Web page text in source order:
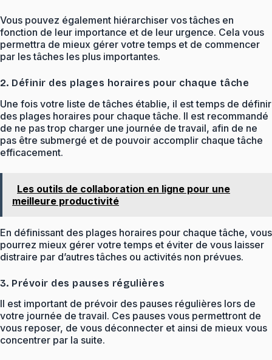
Vous pouvez également hiérarchiser vos tâches en
fonction de leur importance et de leur urgence. Cela vous
permettra de mieux gérer votre temps et de commencer
par les tâches les plus importantes.
2. Définir des plages horaires pour chaque tâche
Une fois votre liste de tâches établie, il est temps de définir
des plages horaires pour chaque tâche. Il est recommandé
de ne pas trop charger une journée de travail, afin de ne
pas être submergé et de pouvoir accomplir chaque tâche
efficacement.
Les outils de collaboration en ligne pour une
meilleure productivité
En définissant des plages horaires pour chaque tâche, vous
pourrez mieux gérer votre temps et éviter de vous laisser
distraire par d’autres tâches ou activités non prévues.
3. Prévoir des pauses régulières
Il est important de prévoir des pauses régulières lors de
votre journée de travail. Ces pauses vous permettront de
vous reposer, de vous déconnecter et ainsi de mieux vous
concentrer par la suite.